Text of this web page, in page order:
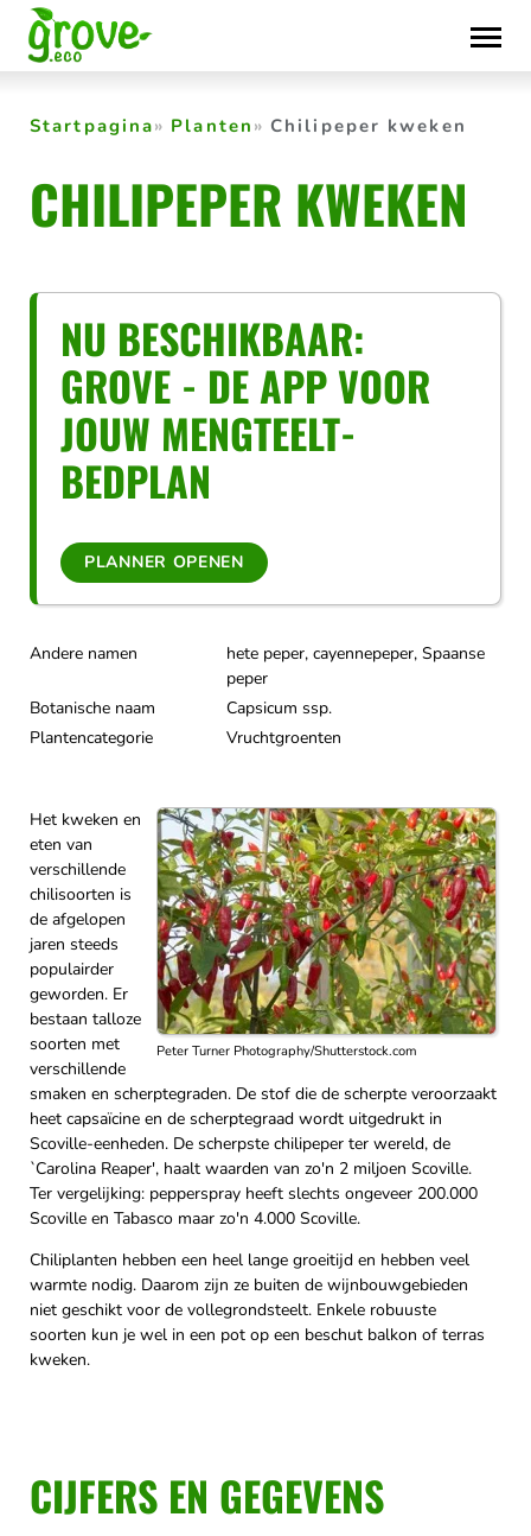
Skip
to
content
Startpagina Planten Chilipeper kweken
CHILIPEPER KWEKEN
NU BESCHIKBAAR:
GROVE - DE APP VOOR
JOUW MENGTEELT-
BEDPLAN
PLANNER OPENEN
Andere namen
hete peper, cayennepeper, Spaanse
peper
Botanische naam
Capsicum ssp.
Plantencategorie
Vruchtgroenten
Peter Turner Photography/Shutterstock.com
Het kweken en
eten van
verschillende
chilisoorten is
de afgelopen
jaren steeds
populairder
geworden. Er
bestaan talloze
soorten met
verschillende
smaken en scherptegraden. De stof die de scherpte veroorzaakt
heet capsaïcine en de scherptegraad wordt uitgedrukt in
Scoville-eenheden. De scherpste chilipeper ter wereld, de
`Carolina Reaper', haalt waarden van zo'n 2 miljoen Scoville.
Ter vergelijking: pepperspray heeft slechts ongeveer 200.000
Scoville en Tabasco maar zo'n 4.000 Scoville.
Chiliplanten hebben een heel lange groeitijd en hebben veel
warmte nodig. Daarom zijn ze buiten de wijnbouwgebieden
niet geschikt voor de vollegrondsteelt. Enkele robuuste
soorten kun je wel in een pot op een beschut balkon of terras
kweken.
CIJFERS EN GEGEVENS